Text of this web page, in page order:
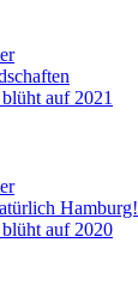
auf 2021
Hamburg!
auf 2020